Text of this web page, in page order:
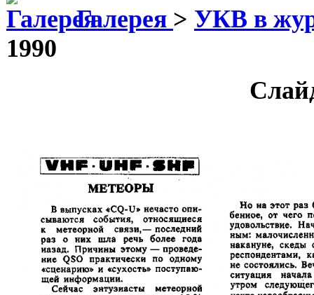
Галерея > УКВ в
1990